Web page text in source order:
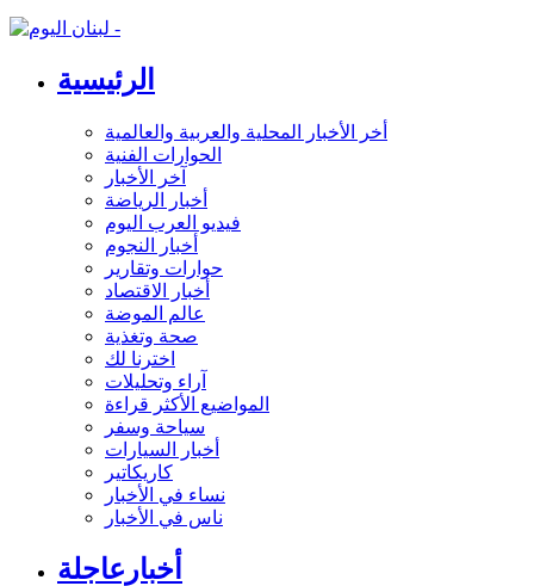
الرئيسية
أخر الأخبار المحلية والعربية والعالمية
الحوارات الفنية
آخر الأخبار
أخبار الرياضة
فيديو العرب اليوم
أخبار النجوم
حوارات وتقارير
أخبار الاقتصاد
عالم الموضة
صحة وتغذية
اخترنا لك
آراء وتحليلات
المواضيع الأكثر قراءة
سياحة وسفر
أخبار السيارات
كاريكاتير
نساء في الأخبار
ناس في الأخبار
أخبارعاجلة